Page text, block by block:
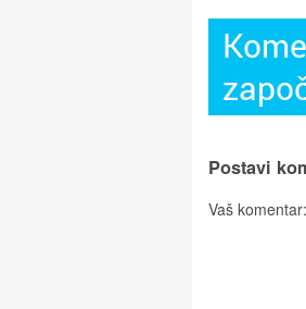
Postavi
Vaš komentar: